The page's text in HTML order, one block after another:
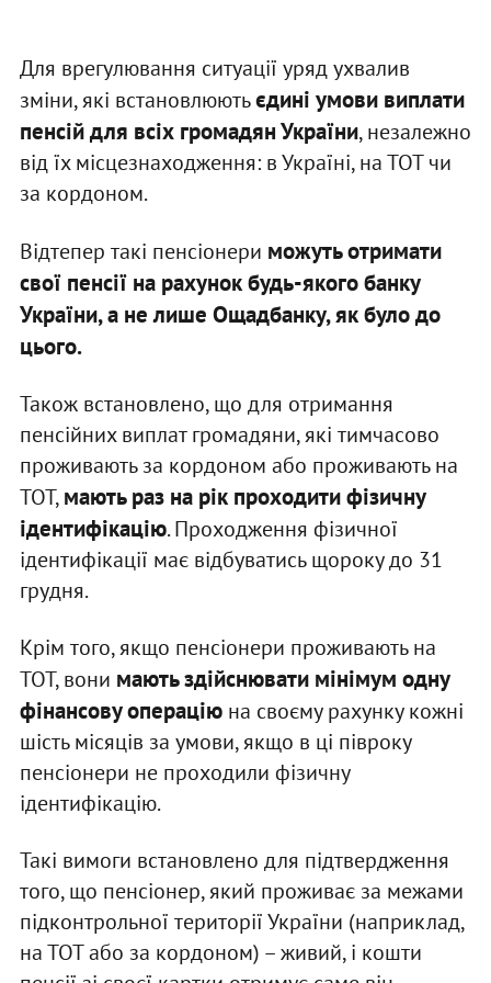
Для врегулювання ситуації уряд ухвалив
зміни, які встановлюютьєдині умови виплати
пенсій для всіх громадян України, незалежно
від їх місцезнаходження: в Україні, на ТОТ чи
за кордоном.
Відтепер такі пенсіонери можуть отримати
свої пенсії на рахунок будь-якого банку
України, а не лише Ощадбанку, як було до
цього.
Також встановлено, що для отримання
пенсійних виплат громадяни, які тимчасово
проживають за кордоном або проживають на
ТОТ,мають раз на рік проходити фізичну
ідентифікацію. Проходження фізичної
ідентифікації має відбуватись щороку до 31
грудня.
Крім того, якщо пенсіонери проживають на
ТОТ, вони мають здійснювати мінімум одну
фінансову операціюна своєму рахунку кожні
шість місяців за умови, якщо в ці півроку
пенсіонери не проходили фізичну
ідентифікацію.
Такі вимоги встановлено для підтвердження
того, що пенсіонер, який проживає за межами
підконтрольної території України (наприклад,
на ТОТ або за кордоном) – живий, і кошти